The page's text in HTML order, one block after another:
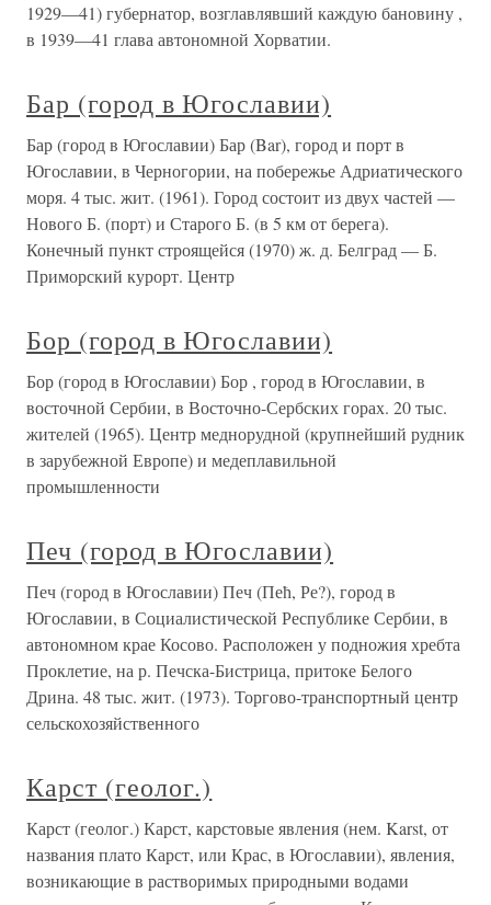
1929—41) губернатор, возглавлявший каждую бановину ,
в 1939—41 глава автономной Хорватии.
Бар (город в Югославии)
Бар (город в Югославии) Бар (Bar), город и порт в
Югославии, в Черногории, на побережье Адриатического
моря. 4 тыс. жит. (1961). Город состоит из двух частей —
Нового Б. (порт) и Старого Б. (в 5 км от берега).
Конечный пункт строящейся (1970) ж. д. Белград — Б.
Приморский курорт. Центр
Бор (город в Югославии)
Бор (город в Югославии) Бор , город в Югославии, в
восточной Сербии, в Восточно-Сербских горах. 20 тыс.
жителей (1965). Центр меднорудной (крупнейший рудник
в зарубежной Европе) и медеплавильной
промышленности
Печ (город в Югославии)
Печ (город в Югославии) Печ (Пећ, Ре?), город в
Югославии, в Социалистической Республике Сербии, в
автономном крае Косово. Расположен у подножия хребта
Проклетие, на р. Печска-Бистрица, притоке Белого
Дрина. 48 тыс. жит. (1973). Торгово-транспортный центр
сельскохозяйственного
Карст (геолог.)
Карст (геолог.) Карст, карстовые явления (нем. Karst, от
названия плато Карст, или Крас, в Югославии), явления,
возникающие в растворимых природными водами